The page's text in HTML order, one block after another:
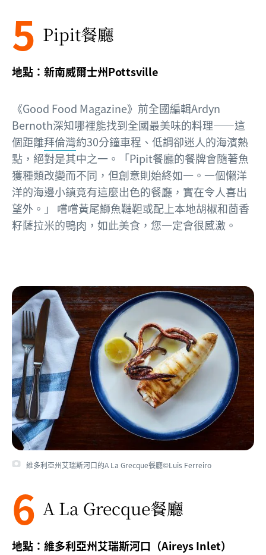
5 Pipit餐廳
地點：新南威爾士州Pottsville
《Good Food Magazine》前全國編輯Ardyn
Bernoth深知哪裡能找到全國最美味的料理——這
個距離拜倫灣約30分鐘車程、低調卻迷人的海濱熱
點，絕對是其中之一。「Pipit餐廳的餐牌會隨著魚
獲種類改變而不同，但創意則始終如一。一個懶洋
洋的海邊小鎮竟有這麼出色的餐廳，實在令人喜出
望外。」 嚐嚐黃尾鰤魚韃靼或配上本地胡椒和茴香
籽薩拉米的鴨肉，如此美食，您一定會很感激。
維多利亞州艾瑞斯河口的A La Grecque餐廳©Luis Ferreiro
6 A La Grecque餐廳
地點：維多利亞州艾瑞斯河口（Aireys Inlet）